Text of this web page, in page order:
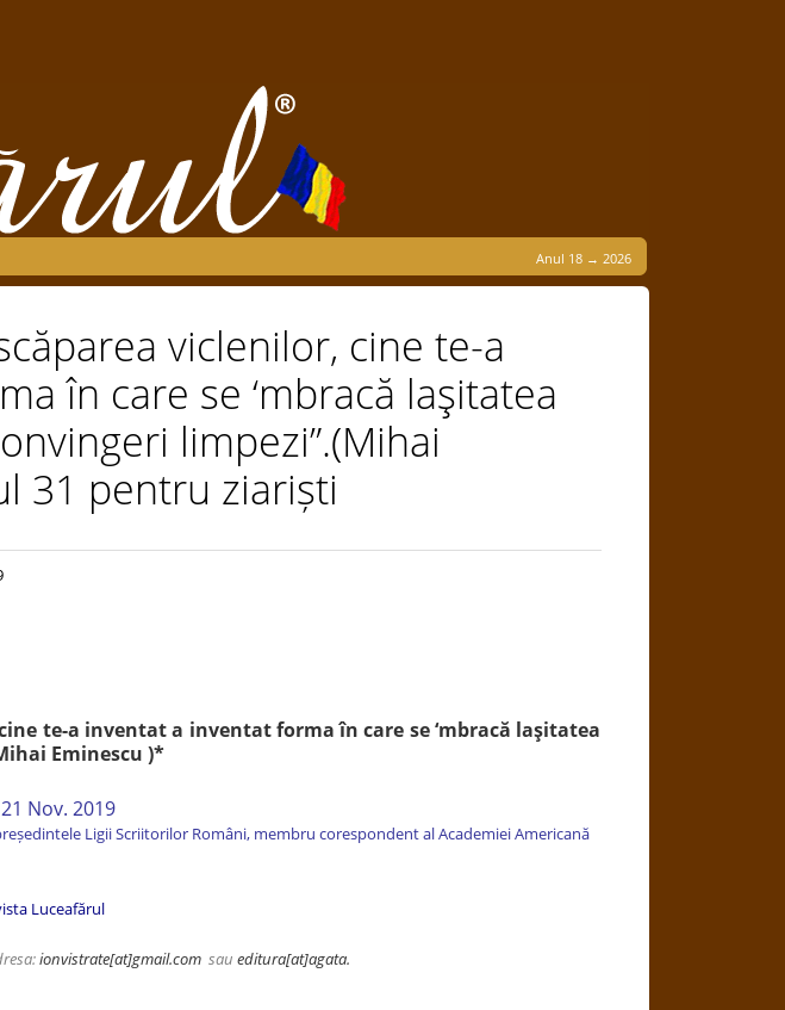
Anul 18 → 2026
viclenilor, cine te-a
în care se ‘mbracă laşitatea
limpezi”.(Mihai
31 pentru ziariști
te-a inventat a inventat forma în care se ‘mbracă laşitatea
Eminescu )*
Nov. 2019
Ligii Scriitorilor Români, membru corespondent al Academiei Americană
Luceafărul
ionvistrate[at]gmail.comsau editura[at]agata.